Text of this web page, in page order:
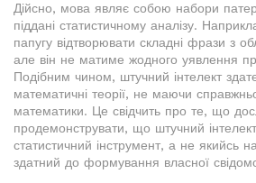
Дійсно, мова являє собою набори
піддані статистичному аналізу.
папугу відтворювати складні фрази з
але він не матиме жодного уявлення
Подібним чином, штучний інтелект
математичні теорії, не маючи
математики. Це свідчить про те, що
продемонструвати, що штучний
статистичний інструмент, а не якийсь
здатний до формування власної